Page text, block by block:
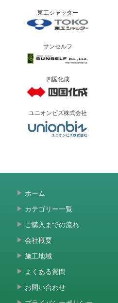
東工シャッター
サンセルフ
四国化成
ユニオンビズ株式会社
ホーム
カテゴリー一覧
ご購入までの流れ
会社概要
施工地域
よくある質問
お問い合わせ